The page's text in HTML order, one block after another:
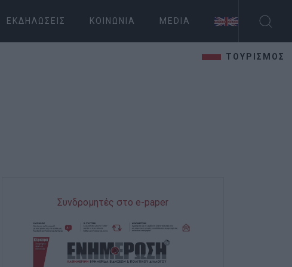
ΕΚΔΗΛΏΣΕΙΣ ΚΟΙΝΩΝΊΑ MEDIA
ΤΟΥΡΙΣΜΟΣ
Συνδρομητές στο e-paper